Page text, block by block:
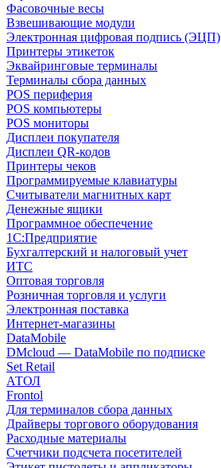
Фасовочные весы
Взвешивающие модули
Электронная цифровая подпись (ЭЦП)
Принтеры этикеток
Эквайринговые терминалы
Терминалы сбора данных
POS периферия
POS компьютеры
POS мониторы
Дисплеи покупателя
Дисплеи QR-кодов
Принтеры чеков
Программируемые клавиатуры
Считыватели магнитных карт
Денежные ящики
Программное обеспечение
1С:Предприятие
Бухгалтерский и налоговый учет
ИТС
Оптовая торговля
Розничная торговля и услуги
Электронная поставка
Интернет-магазины
DataMobile
DMcloud — DataMobile по подписке
Set Retail
АТОЛ
Frontol
Для терминалов сбора данных
Драйверы торгового оборудования
Расходные материалы
Счетчики подсчета посетителей